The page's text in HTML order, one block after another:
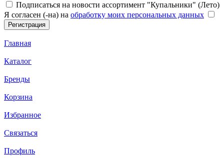
Подписаться на новости ассортимент "Купальники" (Лето)
Я согласен (-на) на обработку моих персональных данных
Главная
Каталог
Бренды
Корзина
Избранное
Связаться
Профиль